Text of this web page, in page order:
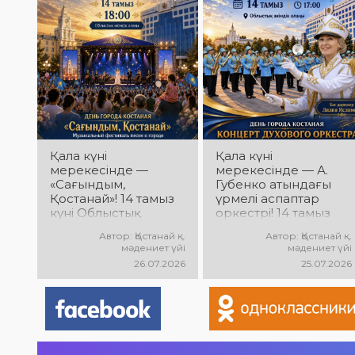
орындау, қуатты
энергия мен
көтеріңкі мерекелік
көңіл күй күтеді!
музыка, жарқын
орындаулар, қуатты
энергия мен
көтеріңкі мерекелік
көңіл күй күтеді!
Қала күні
мерекесінде —
«Сағындым,
Қостанай»! 14 тамыз
күні Облыстық
қала туралы
Қостанай»
музыкалық
фестивалі өтеді!
Сіздерді туған қалаға
арналған әсем
Автор: Қостанай қ.
мәдениет үйі
26.07.2026
Қала күні
мерекесінде — А.
Губенко атындағы
үрмелі аспаптар
оркестрі! 14 тамыз
әкімдік алаңында
мерекелік концерті
өтеді. Бас дирижер
— Лилия Ислямова.
Сіздерді жанды
музыка, әсерлі
орындаулар мен
Автор: Қостанай қ.
мәдениет үйі
25.07.2026